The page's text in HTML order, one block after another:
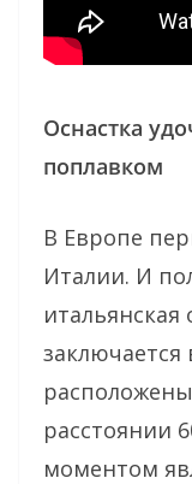
Оснастка
поплавком
В Европе
Италии. И
итальянская
заключается
расстоянии
моментом